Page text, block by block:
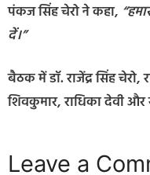
पंकज सिंह चेरो ने कहा,
दें।”
बैठक में डॉ. राजेंद्र सिंह
शिवकुमार, राधिका देवी
Leave a